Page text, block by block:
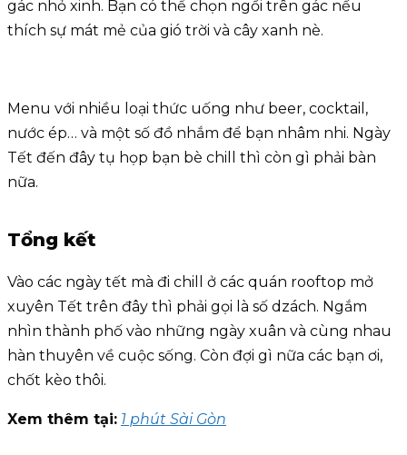
gác nhỏ xinh. Bạn có thể chọn ngồi trên gác nếu
thích sự mát mẻ của gió trời và cây xanh nè.
Menu với nhiều loại thức uống như beer, cocktail,
nước ép… và một số đồ nhắm để bạn nhâm nhi. Ngày
Tết đến đây tụ họp bạn bè chill thì còn gì phải bàn
nữa.
Tổng kết
Vào các ngày tết mà đi chill ở các quán rooftop mở
xuyên Tết trên đây thì phải gọi là số dzách. Ngắm
nhìn thành phố vào những ngày xuân và cùng nhau
hàn thuyên về cuộc sống. Còn đợi gì nữa các bạn ơi,
chốt kèo thôi.
Xem thêm tại: 1 phút Sài Gòn